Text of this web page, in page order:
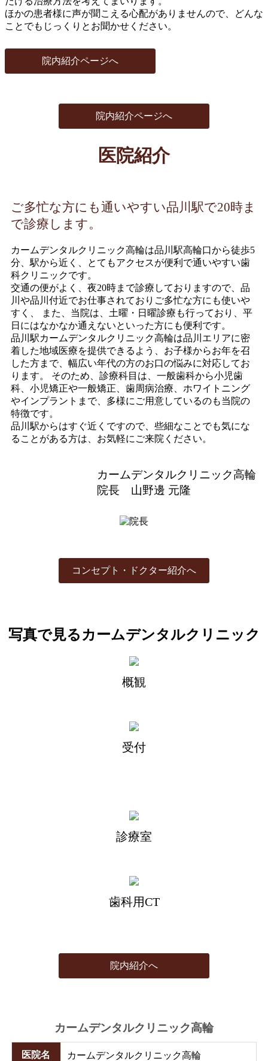
ほかの患者様に声が聞こえる心配がありませんので、どんな
ことでもじっくりとお聞かせください。
院内紹介ページへ
院内紹介ページへ
医院紹介
ご多忙な方にも通いやすい品川駅で20時ま
で診療します。
カームデンタルクリニック高輪は品川駅高輪口から徒歩5
分、駅から近く、とてもアクセスが便利で通いやすい歯
科クリニックです。
交通の便がよく、夜20時まで診療しておりますので、品
川や品川付近でお仕事されておりご多忙な方にも使いや
すく、 また、当院は、土曜・日曜診療も行っており、平
日にはなかなか通えないといった方にも便利です。
品川駅カームデンタルクリニック高輪は品川エリアに密
着した地域医療を提供できるよう、お子様からお年を召
した方まで、幅広い年代の方のお口の悩みに対応してお
ります。 そのため、診療科目は、一般歯科から小児歯
科、小児矯正や一般矯正、歯周病治療、ホワイトニング
やインプラントまで、多様にご用意しているのも当院の
特徴です。
品川駅からはすぐ近くですので、些細なことでも気にな
ることがある方は、お気軽にご来院ください。
カームデンタルクリニック高輪
院長 山野邊 元隆
コンセプト・ドクター紹介へ
写真で見るカームデンタルクリニック
概観
受付
診療室
歯科用CT
院内紹介へ
カームデンタルクリニック高輪
医院名 カームデンタルクリニック高輪